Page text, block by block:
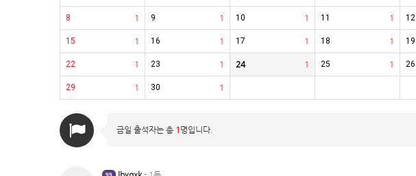
1
8 1
9 1
10 1
11 12
1
15 1
16 1
17 1
18 19
1
22 1
23 1
24 1
25 26
1
29 1
30
금일 출석자는 총 1 명입니다.